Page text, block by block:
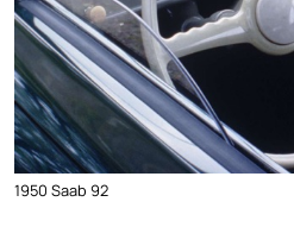
1950 Saab 92